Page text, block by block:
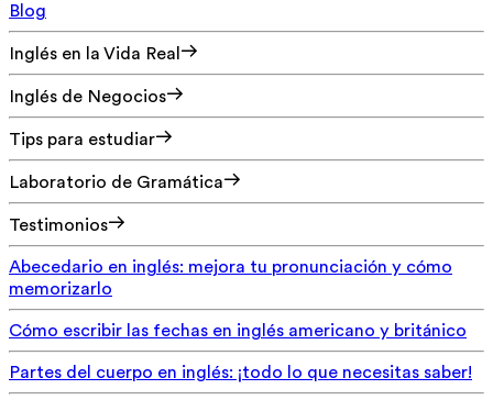
Blog
Inglés en la Vida Real
Inglés de Negocios
Tips para estudiar
Laboratorio de Gramática
Testimonios
Abecedario en inglés: mejora tu pronunciación y cómo
memorizarlo
Cómo escribir las fechas en inglés americano y británico
Partes del cuerpo en inglés: ¡todo lo que necesitas saber!